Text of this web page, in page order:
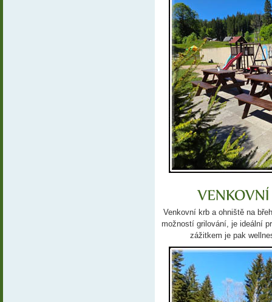
Venkovní krb a ohniště na
možností grilování, je ideální
zážitkem je pak